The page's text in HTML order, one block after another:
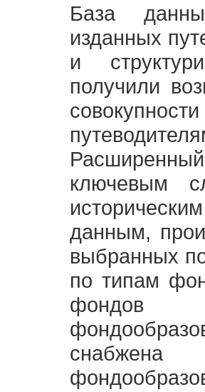
База
изданных
и
получили
ключевым
данным,
выбранных
по типам
фондов